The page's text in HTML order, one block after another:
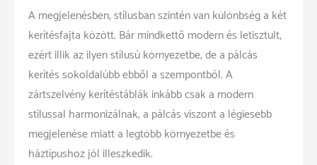
A megjelenésben, stílusban szintén van különbség a két
kerítésfajta között. Bár mindkettő modern és letisztult,
ezért illik az ilyen stílusú környezetbe, de a pálcás
kerítés sokoldalúbb ebből a szempontból. A
zártszelvény kerítéstáblák inkább csak a modern
stílussal harmonizálnak, a pálcás viszont a légiesebb
megjelenése miatt a legtöbb környezetbe és
háztípushoz jól illeszkedik.